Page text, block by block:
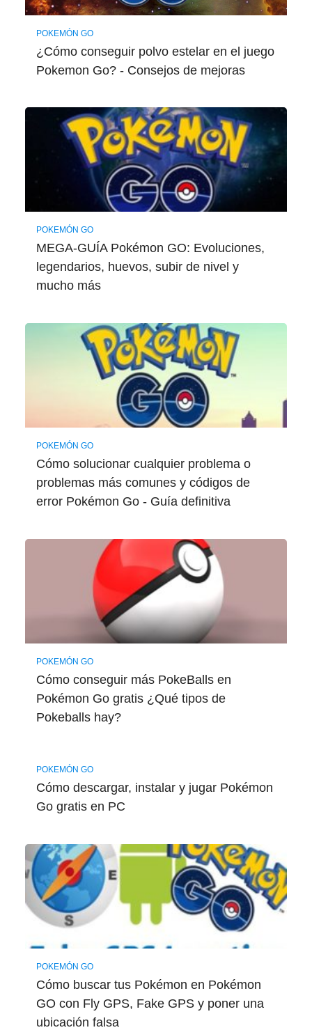
POKEMÓN GO
¿Cómo conseguir polvo estelar en el juego
Pokemon Go? - Consejos de mejoras
POKEMÓN GO
MEGA-GUÍA Pokémon GO: Evoluciones,
legendarios, huevos, subir de nivel y
mucho más
POKEMÓN GO
Cómo solucionar cualquier problema o
problemas más comunes y códigos de
error Pokémon Go - Guía definitiva
POKEMÓN GO
Cómo conseguir más PokeBalls en
Pokémon Go gratis ¿Qué tipos de
Pokeballs hay?
POKEMÓN GO
Cómo descargar, instalar y jugar Pokémon
Go gratis en PC
POKEMÓN GO
Cómo buscar tus Pokémon en Pokémon
GO con Fly GPS, Fake GPS y poner una
ubicación falsa